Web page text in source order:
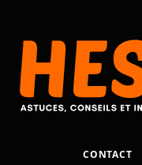
CONTACT